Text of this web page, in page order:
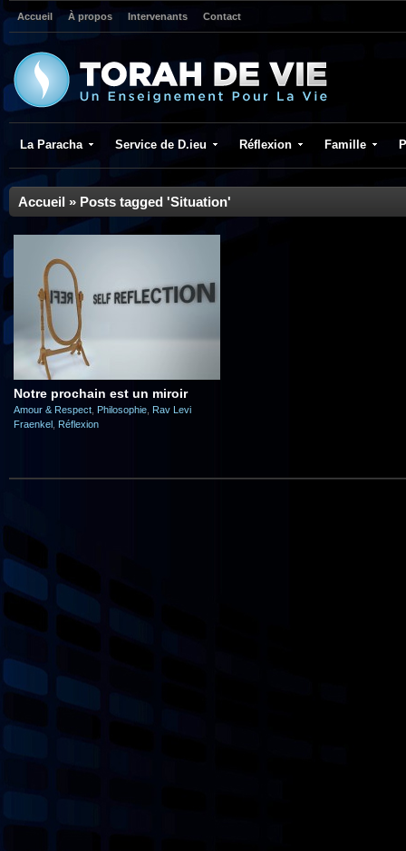
Accueil À propos Intervenants Contact
La Paracha Service de D.ieu Réflexion Famille
Accueil » Posts tagged 'Situation'
Notre prochain est un miroir
Amour & Respect Philosophie Rav Levi
Fraenkel Réflexion